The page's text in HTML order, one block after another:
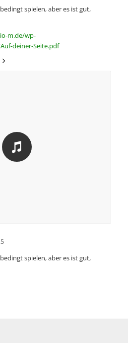
spielen, aber es ist gut,
m.de/wp-
deiner-Seite.pdf
spielen, aber es ist gut,